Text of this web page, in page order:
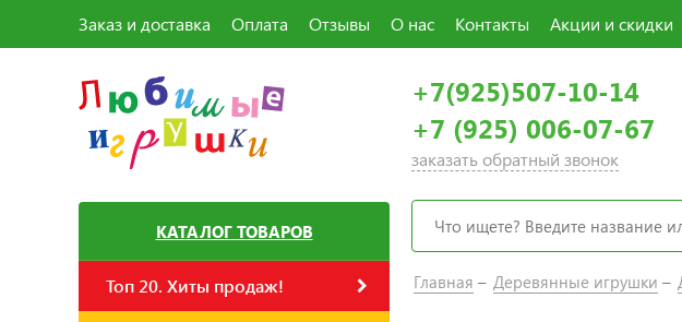
Заказ и доставка Оплата Отзывы О нас Контакты Акции и скидки
+7(925)507-10-14
+7 (925) 006-07-67
заказать обратный звонок
КАТАЛОГ ТОВАРОВ
Топ 20. Хиты продаж! Главная Деревянные игрушки